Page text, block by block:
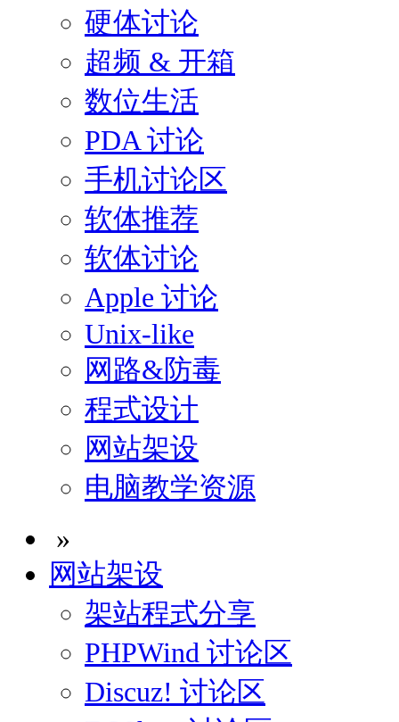
硬体讨论
超频 & 开箱
数位生活
PDA 讨论
手机讨论区
软体推荐
软体讨论
Apple 讨论
Unix-like
网路&防毒
程式设计
网站架设
电脑教学资源
»
网站架设
架站程式分享
PHPWind 讨论区
Discuz! 讨论区